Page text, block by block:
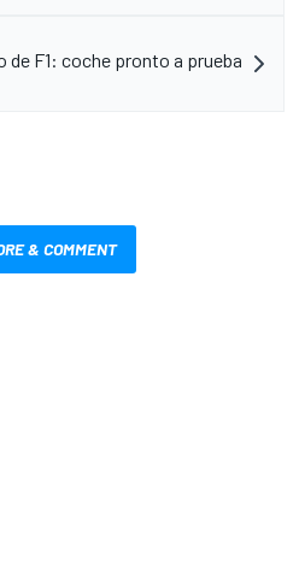
de F1: coche pronto a prueba
& COMMENT